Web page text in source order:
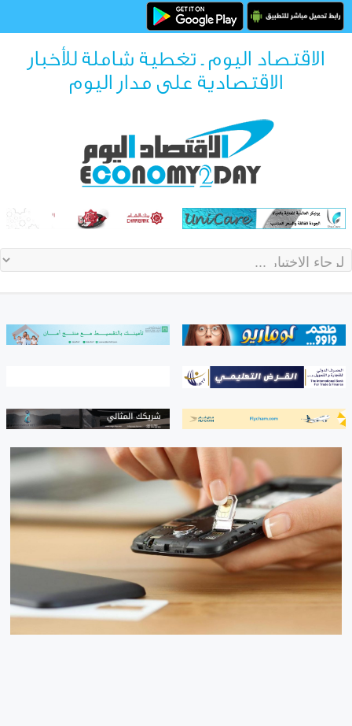
الاقتصاد اليوم ـ تغطية شاملة للأخبار
الاقتصادية على مدار اليوم